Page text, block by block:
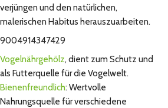
verjüngen und den natürlichen,
malerischen Habitus herauszuarbeiten.
9004914347429
Vogelnährgehölz, dient zum Schutz und
als Futterquelle für die Vogelwelt.
Bienenfreundlich: Wertvolle
Nahrungsquelle für verschiedene